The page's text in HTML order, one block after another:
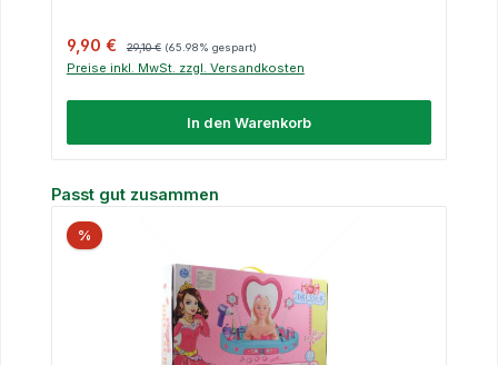
Verkaufspreis:
9,90 € 29,10 € (65.98% gespart)
Preise inkl. MwSt. zzgl. Versandkosten
In den Warenkorb
Produktgalerie überspringen
Passt gut zusammen
%